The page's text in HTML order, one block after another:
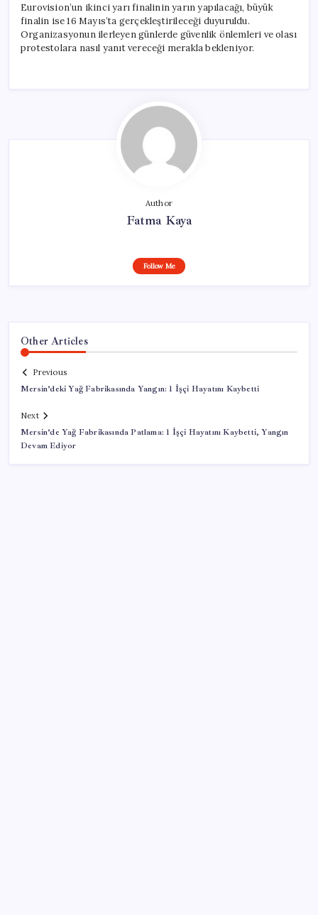
Eurovision’un ikinci yarı finalinin yarın yapılacağı, büyük
finalin ise 16 Mayıs’ta gerçekleştirileceği duyuruldu.
Organizasyonun ilerleyen günlerde güvenlik önlemleri ve olası
protestolara nasıl yanıt vereceği merakla bekleniyor.
Author
Fatma Kaya
Follow Me
Other Articles
Previous
Mersin’deki Yağ Fabrikasında Yangın: 1 İşçi Hayatını Kaybetti
Next
Mersin’de Yağ Fabrikasında Patlama: 1 İşçi Hayatını Kaybetti, Yangın
Devam Ediyor